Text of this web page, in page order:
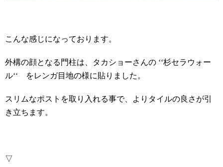
こんな感じになっております。
外構の顔となる門柱は、タカショーさんの ‘‘杉セラウォー
ル‘‘ をレンガ目地の様に貼りました。
スリムなポストを取り入れる事で、よりタイルの良さが引
き立ちます。
▽